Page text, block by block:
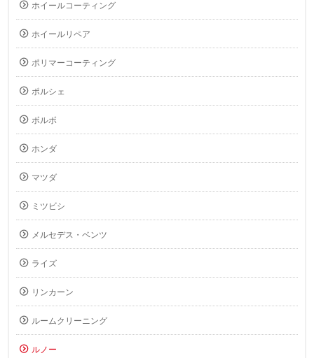
ホイールコーティング
ホイールリペア
ポリマーコーティング
ポルシェ
ボルボ
ホンダ
マツダ
ミツビシ
メルセデス・ベンツ
ライズ
リンカーン
ルームクリーニング
ルノー